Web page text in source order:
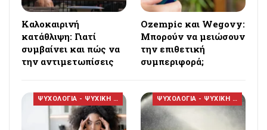
Καλοκαιρινή
κατάθλιψη: Γιατί
συμβαίνει και πώς να
την αντιμετωπίσεις
Ozempic και Wegovy:
Μπορούν να μειώσουν
την επιθετική
συμπεριφορά;
ΨΥΧΟΛΟΓΙΑ - ΨΥΧΙΚΗ ΥΓΕΙΑ ΨΥΧΟΛΟΓΙΑ - ΨΥΧΙΚΗ ΥΓΕΙΑ